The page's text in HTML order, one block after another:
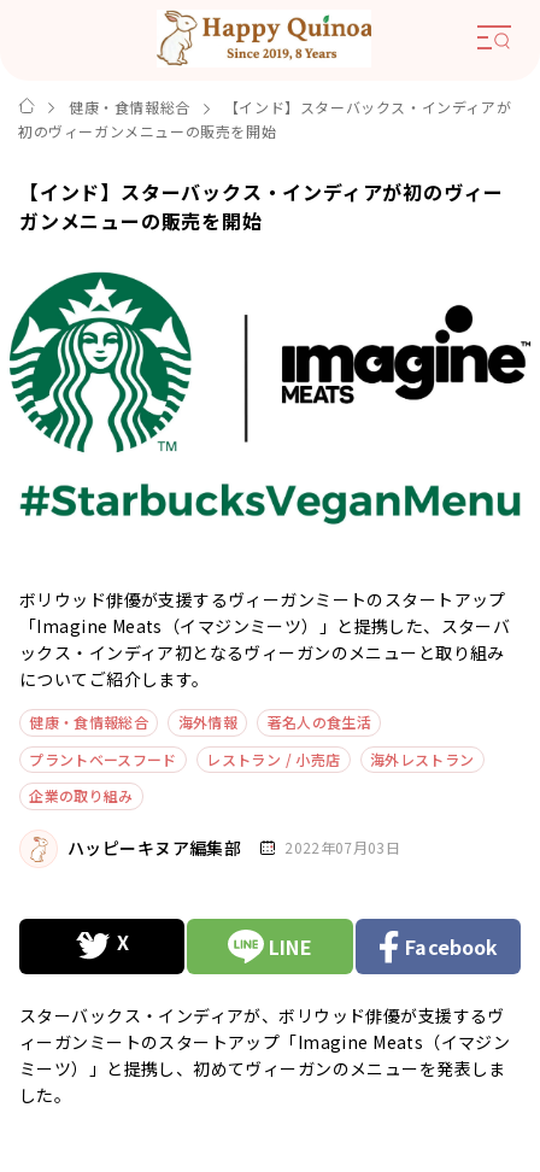
健康・食情報総合
【インド】スターバックス・インディアが
初のヴィーガンメニューの販売を開始
【インド】スターバックス・インディアが初のヴィー
ガンメニューの販売を開始
ボリウッド俳優が支援するヴィーガンミートのスタートアップ
「Imagine Meats（イマジンミーツ）」と提携した、スターバ
ックス・インディア初となるヴィーガンのメニューと取り組み
についてご紹介します。
健康・食情報総合 海外情報
著名人の食生活
プラントベースフード
レストラン / 小売店
海外レストラン
企業の取り組み
ハッピーキヌア編集部 2022年07月03日
LINE Facebook
スターバックス・インディアが、ボリウッド俳優が支援するヴ
ィーガンミートのスタートアップ「Imagine Meats（イマジン
ミーツ）」と提携し、初めてヴィーガンのメニューを発表しま
した。